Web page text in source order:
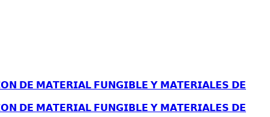
𝗗𝗘 𝗠𝗔𝗧𝗘𝗥𝗜𝗔𝗟 𝗙𝗨𝗡𝗚𝗜𝗕𝗟𝗘 𝗬 𝗠𝗔𝗧𝗘𝗥𝗜𝗔𝗟𝗘𝗦 𝗗𝗘
𝗗𝗘 𝗠𝗔𝗧𝗘𝗥𝗜𝗔𝗟 𝗙𝗨𝗡𝗚𝗜𝗕𝗟𝗘 𝗬 𝗠𝗔𝗧𝗘𝗥𝗜𝗔𝗟𝗘𝗦 𝗗𝗘